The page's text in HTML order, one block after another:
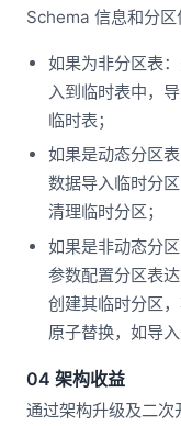
Schema 信息和分区
如果为非分区表
入到临时表中，
临时表；
如果是动态分区
数据导入临时分
清理临时分区；
如果是非动态分
参数配置分区表
创建其临时分区
原子替换，如导
04 架构收益
通过架构升级及二次